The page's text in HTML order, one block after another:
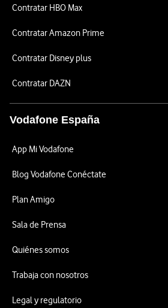
Contratar HBO Max
Contratar Amazon Prime
Contratar Disney plus
Contratar DAZN
Vodafone España
App Mi Vodafone
Blog Vodafone Conéctate
Plan Amigo
Sala de Prensa
Quiénes somos
Trabaja con nosotros
Legal y regulatorio